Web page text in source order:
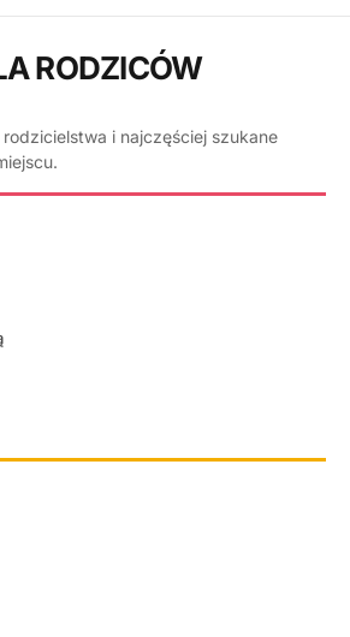
RODZICÓW
i najczęściej szukane